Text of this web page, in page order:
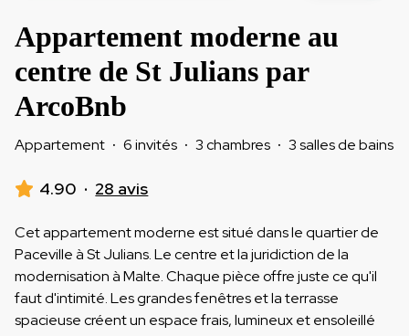
Appartement moderne au
centre de St Julians par
ArcoBnb
Appartement · 6 invités · 3 chambres · 3 salles de bains
4.90 · 28 avis
Cet appartement moderne est situé dans le quartier de
Paceville à St Julians. Le centre et la juridiction de la
modernisation à Malte. Chaque pièce offre juste ce qu'il
faut d'intimité. Les grandes fenêtres et la terrasse
spacieuse créent un espace frais, lumineux et ensoleillé